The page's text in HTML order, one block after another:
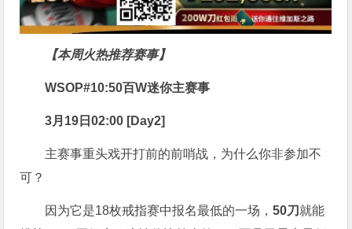
【本周火热推荐赛事】
WSOP#10:50百W迷你主赛事
3月19日02:00 [Day2]
主赛事重头戏开打前的前哨战，为什么你非参加不
可？
因为它是18枚戒指赛中报名最低的一场，50刀 就能